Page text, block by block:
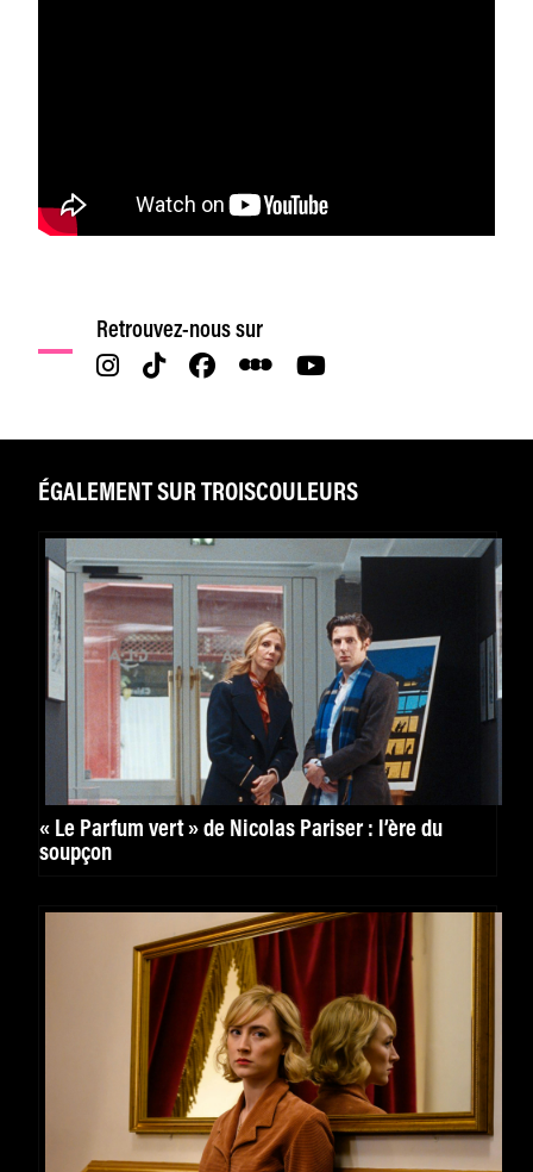
Retrouvez-nous sur
ÉGALEMENT SUR TROISCOULEURS
« Le Parfum vert » de Nicolas Pariser : l’ère du
soupçon